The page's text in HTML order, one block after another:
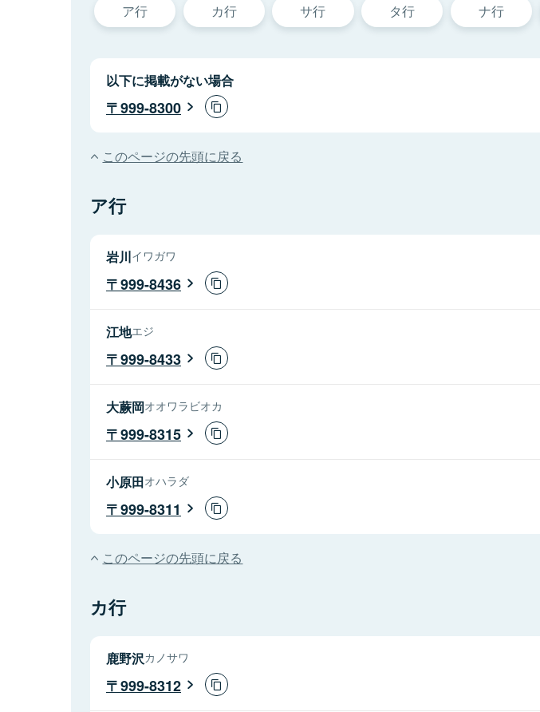
ア行 カ行 サ行 タ行 ナ行
以下に掲載がない場合
999-8300
このページの先頭に戻る
ア行
岩川イワガワ
999-8436
江地エジ
999-8433
大蕨岡オオワラビオカ
999-8315
小原田オハラダ
999-8311
このページの先頭に戻る
カ行
鹿野沢カノサワ
999-8312